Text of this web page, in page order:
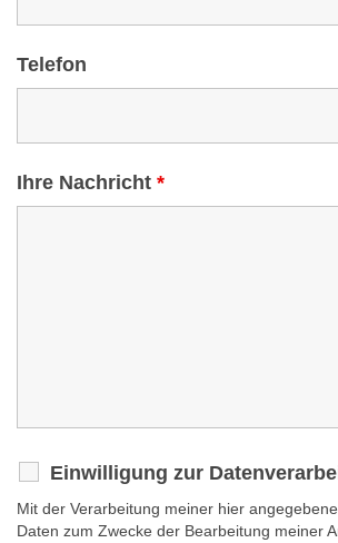
Telefon
Ihre Nachricht *
Einwilligung zur
Mit der Verarbeitung meiner hier
Daten zum Zwecke der Bearbeitung meiner